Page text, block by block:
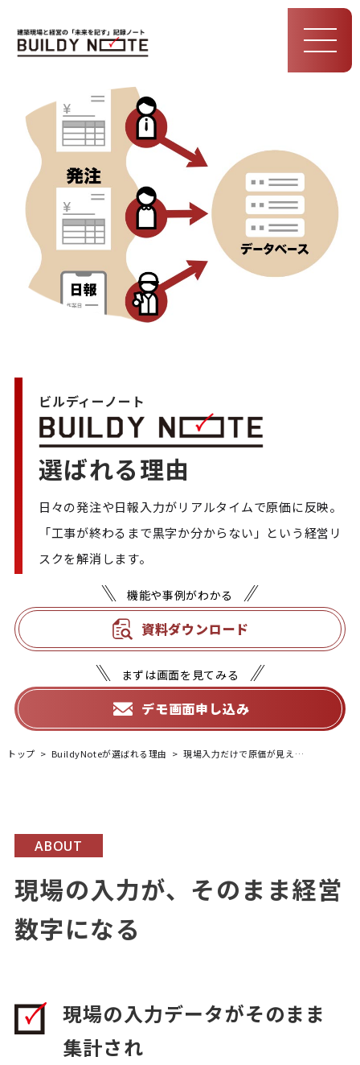
MEN
U
ビルディーノート
選ばれる理由
日々の発注や日報入力がリアルタイムで原価に反映。
「工事が終わるまで黒字か分からない」という経営リ
スクを解消します。
機能や事例がわかる
資料ダウンロード
まずは画面を見てみる
デモ画面申し込み
トップ BuildyNoteが選ばれる理由 現場入力だけで原価が見える
ABOUT
現場の入力が、そのまま経営
数字になる
現場の入力データがそのまま
集計され